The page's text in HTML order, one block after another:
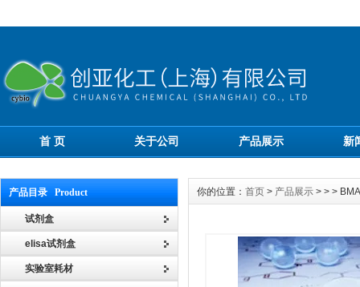
首 页 关于公司 产品展示 新
产品目录 Product
试剂盒
elisa试剂盒
实验室耗材
你的位置： 首页 > 产品展示 > > >